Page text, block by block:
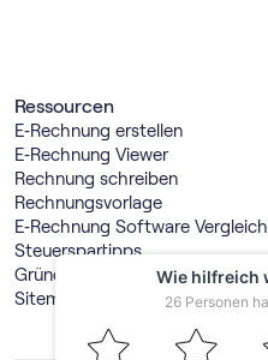
Ressourcen
E‑Rechnung erstellen
E‑Rechnung Viewer
Rechnung schreiben
Rechnungsvorlage
E‑Rechnung Software Vergleich
Steuerspartipps
Gründerwelt
Sitemap